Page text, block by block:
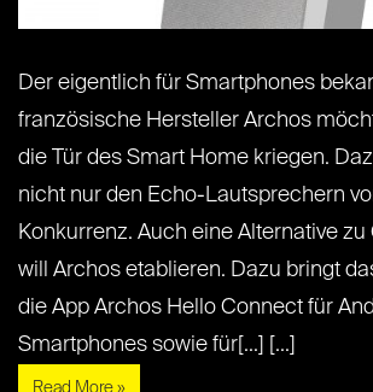
Der eigentlich für Smartphones
französische Hersteller Archos
die Tür des Smart Home kriegen.
nicht nur den Echo-Lautsprechern
Konkurrenz. Auch eine Alternative
will Archos etablieren. Dazu bringt
die App Archos Hello Connect für
Smartphones sowie für[...] [...]
Read More »